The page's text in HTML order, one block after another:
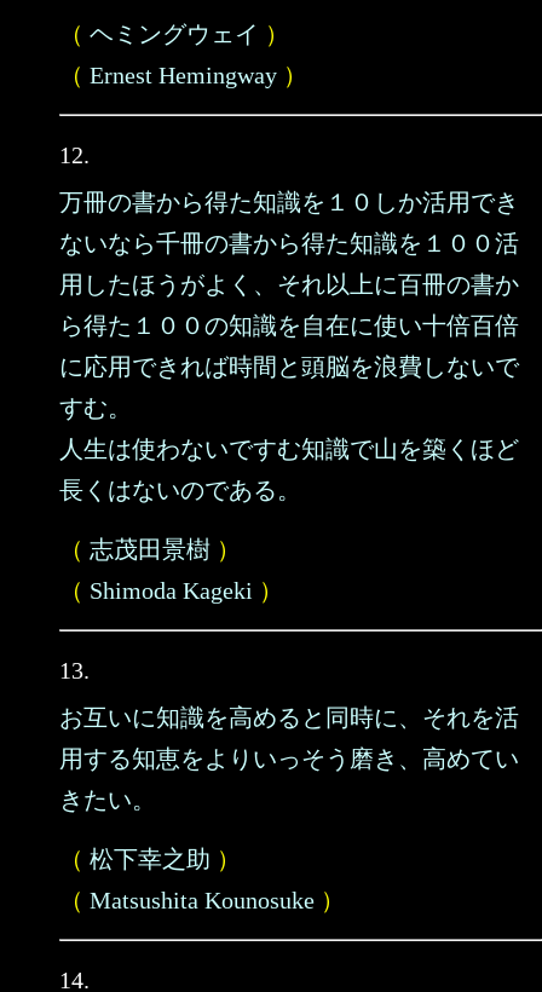
（ ヘミングウェイ ）
（ Ernest Hemingway ）
12.
万冊の書から得た知識を１０しか活用でき
ないなら千冊の書から得た知識を１００活
用したほうがよく、それ以上に百冊の書か
ら得た１００の知識を自在に使い十倍百倍
に応用できれば時間と頭脳を浪費しないで
すむ。
人生は使わないですむ知識で山を築くほど
長くはないのである。
（ 志茂田景樹 ）
（ Shimoda Kageki ）
13.
お互いに知識を高めると同時に、それを活
用する知恵をよりいっそう磨き、高めてい
きたい。
（ 松下幸之助 ）
（ Matsushita Kounosuke ）
14.